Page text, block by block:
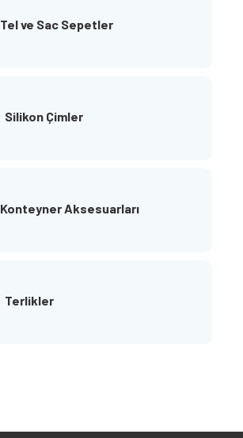
Tel ve Sac Sepetler
Silikon Çimler
Konteyner Aksesuarları
Terlikler